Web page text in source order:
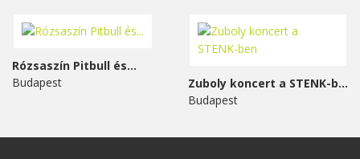
Rózsaszín Pitbull és...
Budapest
Zuboly koncert a STENK-ben
Budapest